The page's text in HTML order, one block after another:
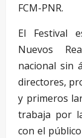
FCM-PNR.
El Festival
Nuevos
nacional sin
directores,
y primeros
trabaja por
con el